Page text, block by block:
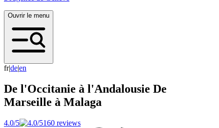
Ouvrir le menu
fr|de|en
De l'Occitanie à l'Andalousie De
Marseille à Malaga
4.0/5 160 reviews